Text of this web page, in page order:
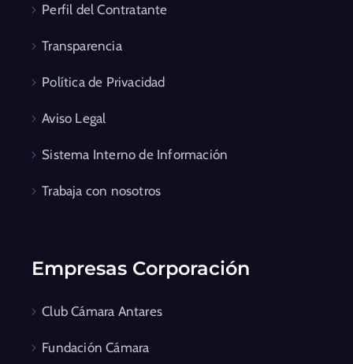
Perfil del Contratante
Transparencia
Política de Privacidad
Aviso Legal
Sistema Interno de Información
Trabaja con nosotros
Empresas Corporación
Club Cámara Antares
Fundación Cámara